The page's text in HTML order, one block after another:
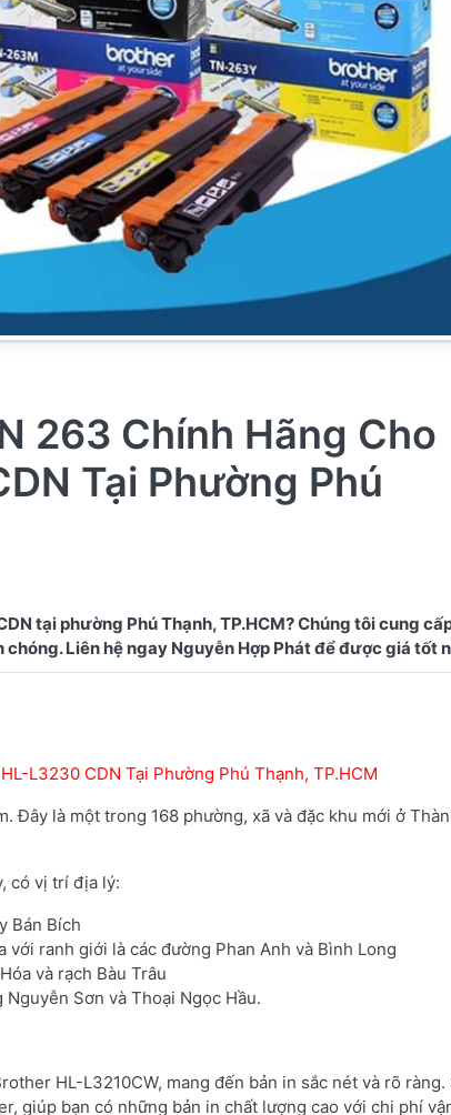
263 Chính Hãng Cho
Tại Phường Phú
tại phường Phú Thạnh, TP.HCM? Chúng tôi cung
L3230 CDN Tại Phường Phú Thạnh, TP.HCM
Đây là một trong 168 phường, xã và đặc khu mới ở
có vị trí địa lý:
Bán Bích
ranh giới là các đường Phan Anh và Bình Long
và rạch Bàu Trâu
Sơn và Thoại Ngọc Hầu.
HL-L3210CW, mang đến bản in sắc nét và rõ ràng.
giúp bạn có những bản in chất lượng cao với chi phí